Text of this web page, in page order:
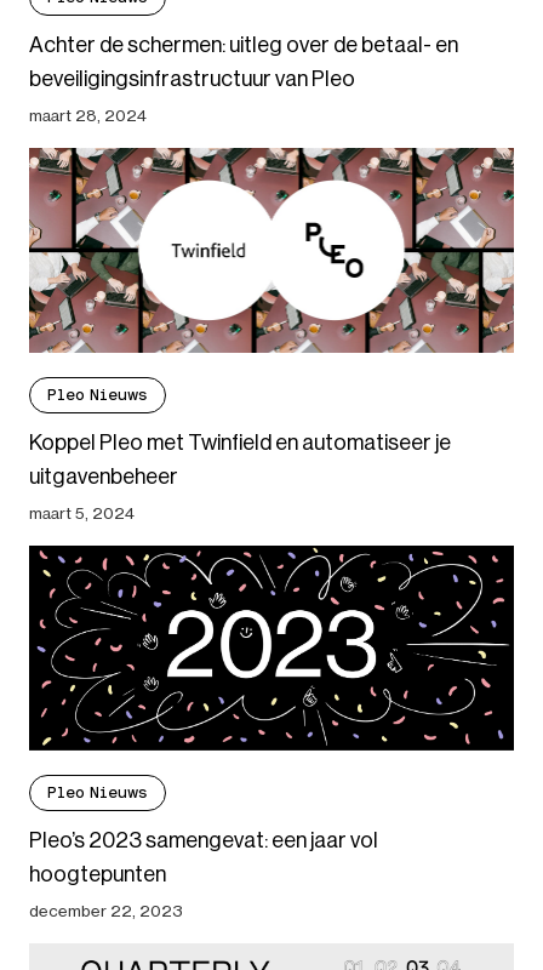
Achter de schermen: uitleg over de betaal- en
beveiligingsinfrastructuur van Pleo
maart 28, 2024
Pleo Nieuws
Koppel Pleo met Twinfield en automatiseer je
uitgavenbeheer
maart 5, 2024
Pleo Nieuws
Pleo’s 2023 samengevat: een jaar vol
hoogtepunten
december 22, 2023